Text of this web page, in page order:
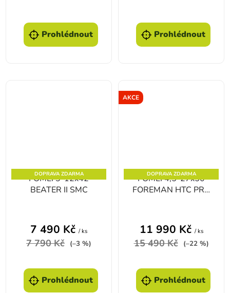
Prohlédnout Prohlédnout
DOPRAVA ZDARMA
FOMEI 3-12x42
BEATER II SMC
7 490 Kč / ks
7 790 Kč (–3 %)
Prohlédnout
AKCE
DOPRAVA ZDARMA
FOMEI 4,5-27x50
FOREMAN HTC PRO
11 990 Kč / ks
15 490 Kč (–22 %)
Prohlédnout